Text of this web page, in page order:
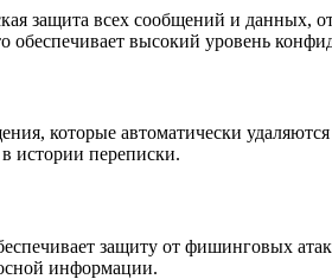
защита всех сообщений и данных,
обеспечивает высокий уровень
которые автоматически
истории переписки.
защиту от фишинговых
информации.